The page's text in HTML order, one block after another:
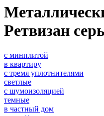
Ретвизан
с минплитой
в квартиру
с тремя уплотнителями
светлые
с шумоизоляцией
темные
в частный дом